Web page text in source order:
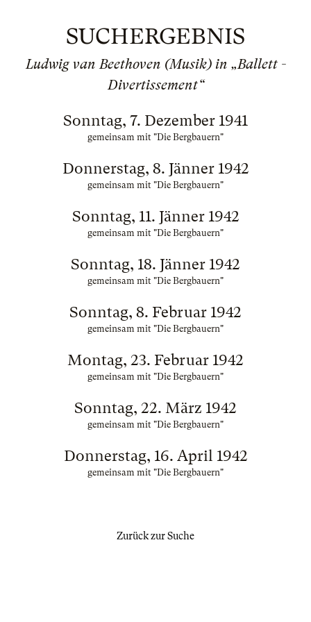
SUCHERGEBNIS
Ludwig van Beethoven (Musik) in „Ballett -
Divertissement“
Sonntag, 7. Dezember 1941
gemeinsam mit "Die Bergbauern"
Donnerstag, 8. Jänner 1942
gemeinsam mit "Die Bergbauern"
Sonntag, 11. Jänner 1942
gemeinsam mit "Die Bergbauern"
Sonntag, 18. Jänner 1942
gemeinsam mit "Die Bergbauern"
Sonntag, 8. Februar 1942
gemeinsam mit "Die Bergbauern"
Montag, 23. Februar 1942
gemeinsam mit "Die Bergbauern"
Sonntag, 22. März 1942
gemeinsam mit "Die Bergbauern"
Donnerstag, 16. April 1942
gemeinsam mit "Die Bergbauern"
Zurück zur Suche